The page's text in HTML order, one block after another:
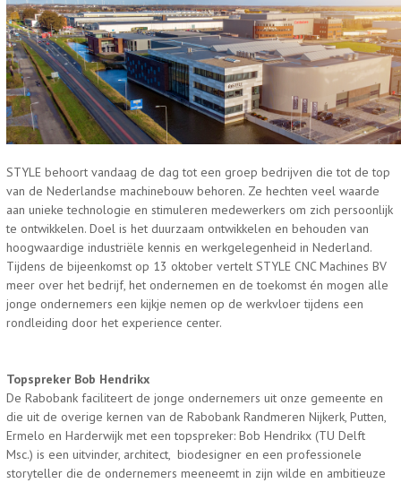
STYLE behoort vandaag de dag tot een groep bedrijven die tot de top
van de Nederlandse machinebouw behoren. Ze hechten veel waarde
aan unieke technologie en stimuleren medewerkers om zich persoonlijk
te ontwikkelen. Doel is het duurzaam ontwikkelen en behouden van
hoogwaardige industriële kennis en werkgelegenheid in Nederland.
Tijdens de bijeenkomst op 13 oktober vertelt STYLE CNC Machines BV
meer over het bedrijf, het ondernemen en de toekomst én mogen alle
jonge ondernemers een kijkje nemen op de werkvloer tijdens een
rondleiding door het experience center.
Topspreker Bob Hendrikx
De Rabobank faciliteert de jonge ondernemers uit onze gemeente en
die uit de overige kernen van de Rabobank Randmeren Nijkerk, Putten,
Ermelo en Harderwijk met een topspreker: Bob Hendrikx (TU Delft
Msc.) is een uitvinder, architect, biodesigner en een professionele
storyteller die de ondernemers meeneemt in zijn wilde en ambitieuze